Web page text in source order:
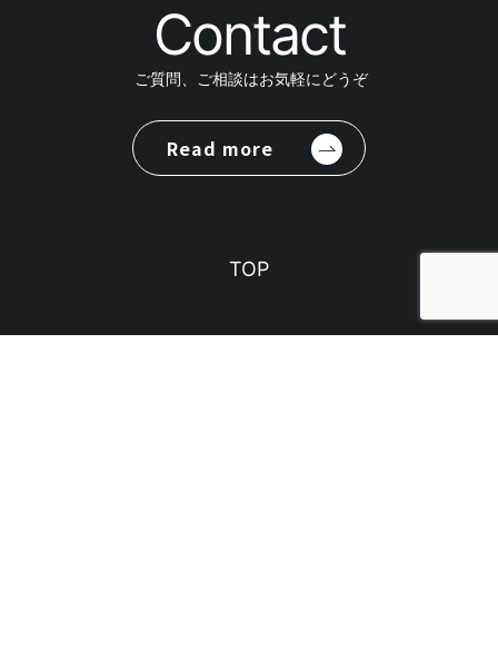
Contact
ご質問、ご相談はお気軽にどうぞ
Read more
TOP